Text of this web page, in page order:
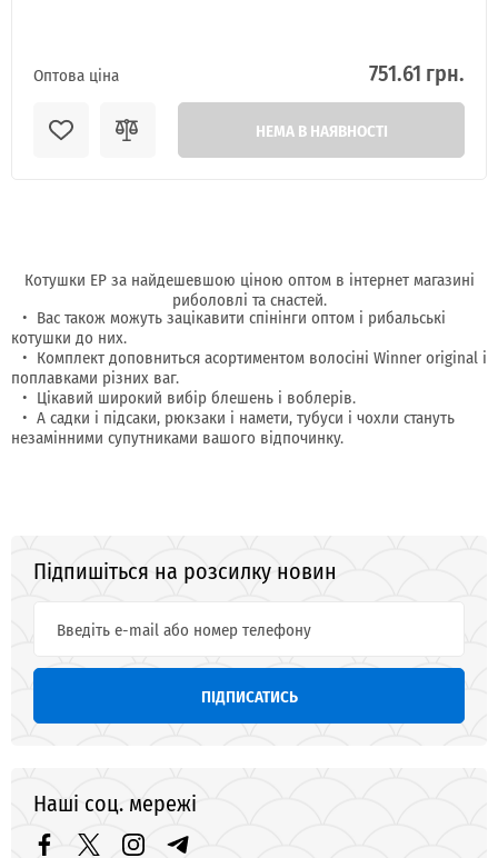
Оптова ціна 751.61 грн.
НЕМА В НАЯВНОСТІ
Котушки EP за найдешевшою ціною оптом в інтернет магазині
риболовлі та снастей.
Вас також можуть зацікавити спінінги оптом і рибальські
котушки до них.
Комплект доповниться асортиментом волосіні Winner original і
поплавками різних ваг.
Цікавий широкий вибір блешень і воблерів.
А садки і підсаки, рюкзаки і намети, тубуси і чохли стануть
незамінними супутниками вашого відпочинку.
Підпишіться на розсилку новин
ПІДПИСАТИСЬ
Наші соц. мережі